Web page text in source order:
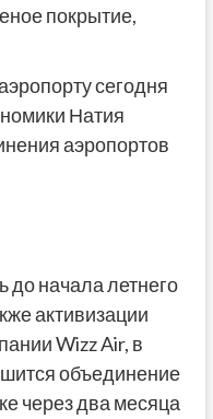
покрытие,
сегодня
Натия
аэропортов
до начала летнего
активизации
Wizz Air, в
объединение
через два месяца